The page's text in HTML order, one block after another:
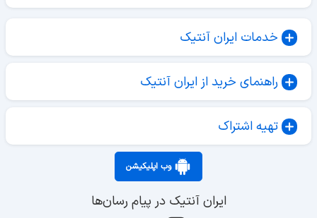
خدمات ایران آنتیک
راهنمای خرید از ایران آنتیک
تهیه اشتراک
وب اپلیکیشن
ایران آنتیک در پیام رسان‌ها